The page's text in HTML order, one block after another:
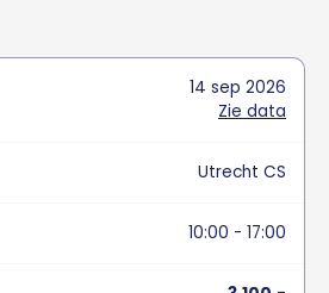
14 sep 2026
Zie data
Utrecht CS
10:00 - 17:00